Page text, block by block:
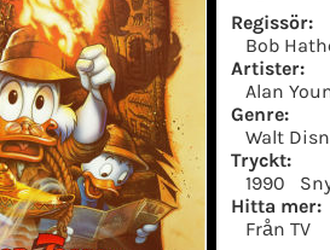
Regissör:
Bob
Artister:
Alan
Genre:
Walt
Tryckt:
1990
Hitta mer:
Från TV